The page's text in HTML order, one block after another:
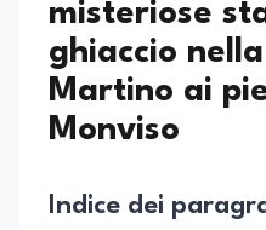
misteriose
ghiaccio
Martino ai
Monviso
Indice dei